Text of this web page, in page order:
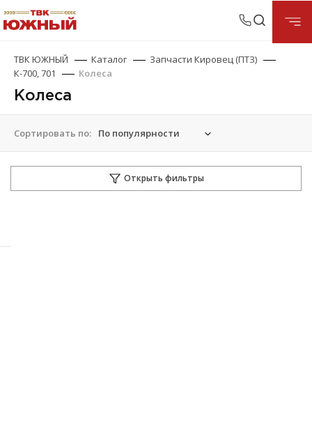
ТВК ЮЖНЫЙ Каталог
Запчасти Кировец (ПТЗ)
К-700, 701
Колеса
Колеса
Сортировать по:
Открыть фильтры